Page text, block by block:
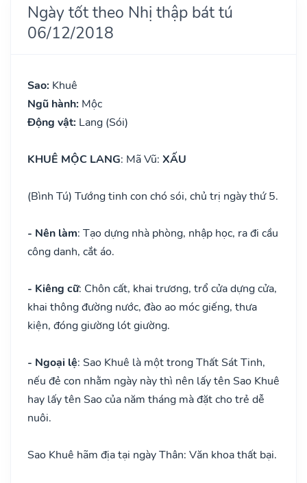
Ngày tốt theo Nhị thập bát tú
06/12/2018
Sao: Khuê
Ngũ hành: Mộc
Động vật: Lang (Sói)
KHUÊ MỘC LANG: Mã Vũ: XẤU
(Bình Tú) Tướng tinh con chó sói, chủ trị ngày thứ 5.
- Nên làm: Tạo dựng nhà phòng, nhập học, ra đi cầu
công danh, cắt áo.
- Kiêng cữ: Chôn cất, khai trương, trổ cửa dựng cửa,
khai thông đường nước, đào ao móc giếng, thưa
kiện, đóng giường lót giường.
- Ngoại lệ: Sao Khuê là một trong Thất Sát Tinh,
nếu đẻ con nhằm ngày này thì nên lấy tên Sao Khuê
hay lấy tên Sao của năm tháng mà đặt cho trẻ dễ
nuôi.
Sao Khuê hãm địa tại ngày Thân: Văn khoa thất bại.